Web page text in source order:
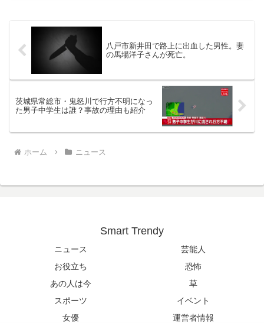
八戸市新井田で路上に出血した男性。妻
の馬場洋子さんが死亡。
茨城県常総市・鬼怒川で行方不明になっ
た男子中学生は誰？事故の理由も紹介
ホーム ニュース
Smart Trendy
ニュース
芸能人
お役立ち
恐怖
あの人は今
草
スポーツ
イベント
女優
運営者情報